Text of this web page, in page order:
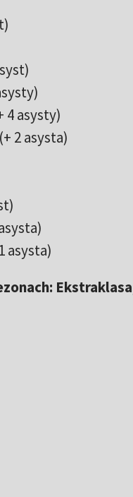
4 asysty)
(+ 2 asysta)
asysta)